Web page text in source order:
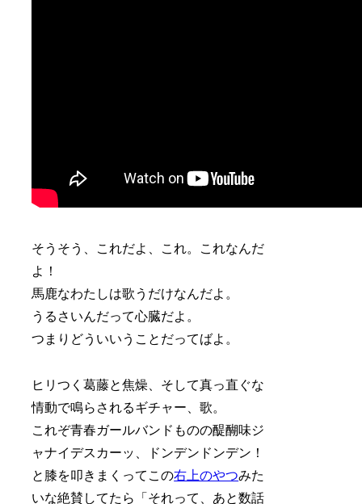
そうそう、これだよ、これ。これなんだ
よ！
馬鹿なわたしは歌うだけなんだよ。
うるさいんだって心臓だよ。
つまりどういいうことだってばよ。
ヒリつく葛藤と焦燥、そして真っ直ぐな
情動で鳴らされるギチャー、歌。
これぞ青春ガールバンドものの醍醐味ジ
ャナイデスカーッ、ドンデンドンデン！
と膝を叩きまくってこの右上のやつみた
いな絶賛してたら「それって、あと数話